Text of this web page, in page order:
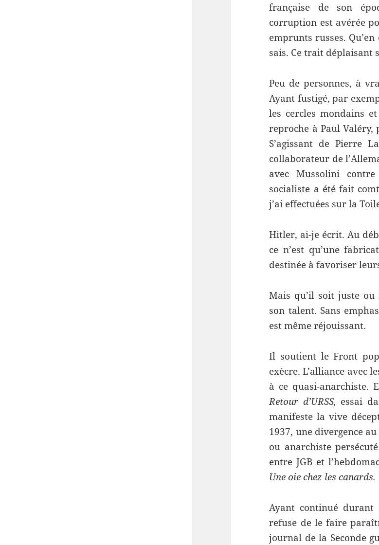
française de son
corruption est avérée
emprunts russes.
sais. Ce trait déplaisant
Peu de personnes, à
Ayant fustigé, par
les cercles mondains
reproche à Paul
S’agissant de Pierre
collaborateur de
avec Mussolini
socialiste a été fait
j’ai effectuées sur la
Hitler, ai-je écrit. Au
ce n’est qu’une
destinée à favoriser
Mais qu’il soit juste
son talent. Sans
est même réjouissant.
Il soutient le Front
exècre. L’alliance avec
à ce quasi-anarchiste.
Retour d’URSS, essai
manifeste la vive
1937, une divergence
ou anarchiste
entre JGB et
Une oie chez les canards.
Ayant continué
refuse de le faire
journal de la Seconde